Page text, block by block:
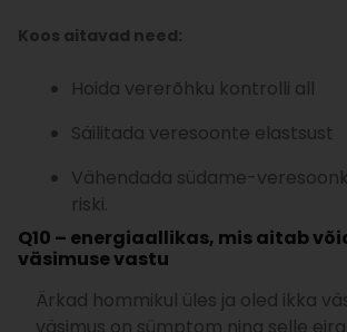
Koos aitavad need:
Hoida vererõhku kontrolli all
Säilitada veresoonte elastsust
Vähendada südame-
riski.
Q10 – energiaallikas, mis aitab
väsimuse vastu
Ärkad hommikul üles ja oled ikka